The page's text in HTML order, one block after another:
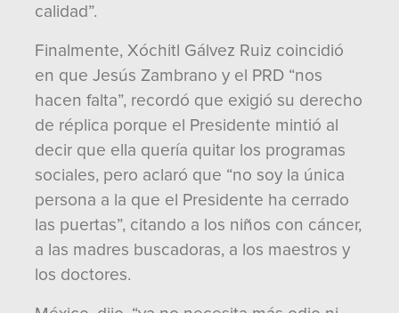
calidad”.
Finalmente, Xóchitl Gálvez Ruiz coincidió
en que Jesús Zambrano y el PRD “nos
hacen falta”, recordó que exigió su derecho
de réplica porque el Presidente mintió al
decir que ella quería quitar los programas
sociales, pero aclaró que “no soy la única
persona a la que el Presidente ha cerrado
las puertas”, citando a los niños con cáncer,
a las madres buscadoras, a los maestros y
los doctores.